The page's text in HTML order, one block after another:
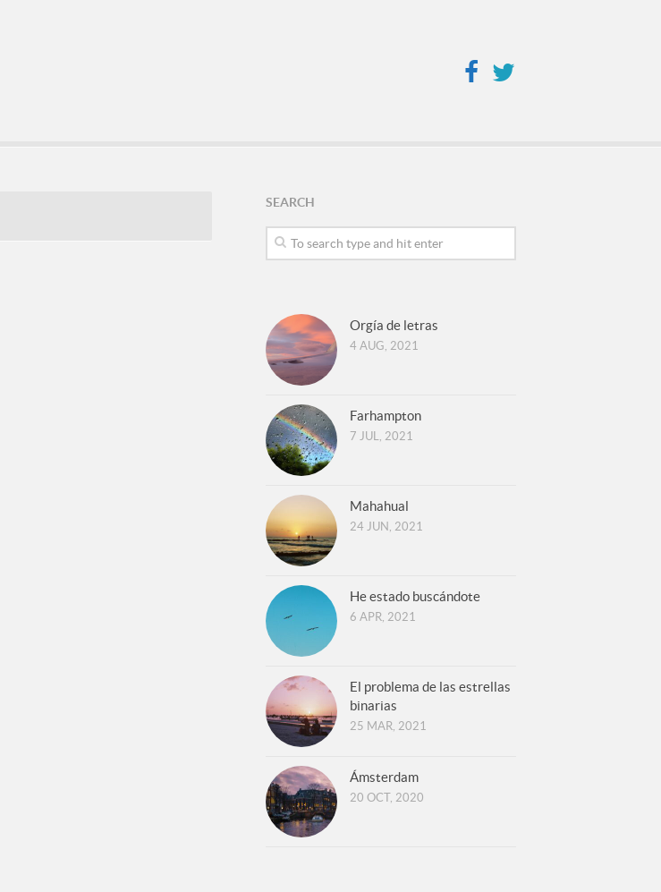
SEARCH
Orgía de letras
4 AUG, 2021
Farhampton
7 JUL, 2021
Mahahual
24 JUN, 2021
He estado buscándote
6 APR, 2021
El problema de las estrellas
binarias
25 MAR, 2021
Ámsterdam
20 OCT, 2020